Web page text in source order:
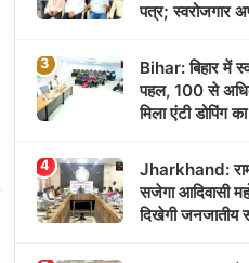
पत्र; स्वरोजगार
3
Bihar: बिहार में
पहल, 100 से
मिला एंटी डोपिंग
4
Jharkhand:
सजेगा आदिवासी
दिखेगी